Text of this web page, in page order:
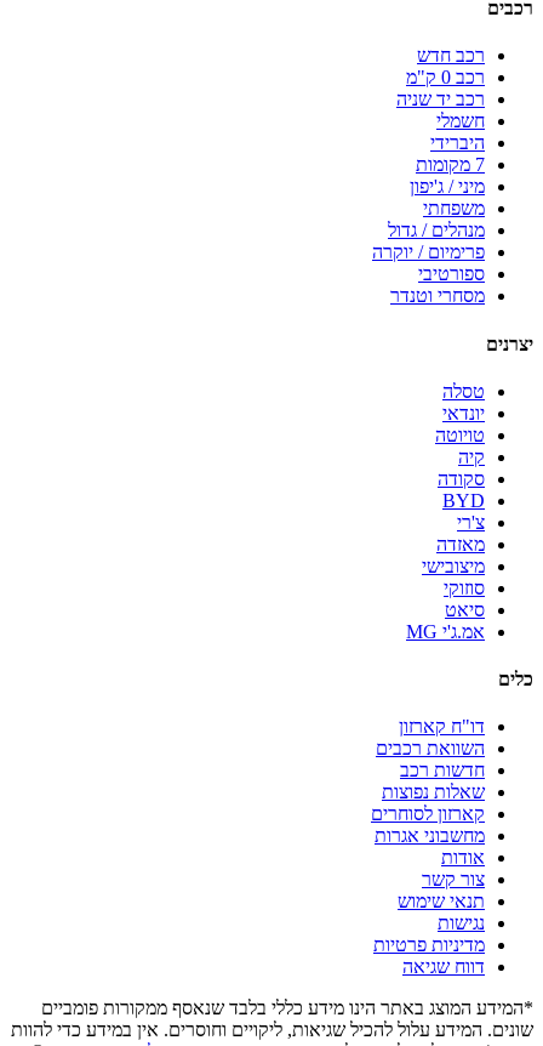
רכבים
רכב חדש
רכב 0 ק"מ
רכב יד שניה
חשמלי
היברידי
7 מקומות
מיני / ג'יפון
משפחתי
מנהלים / גדול
פרימיום / יוקרה
ספורטיבי
מסחרי וטנדר
יצרנים
טסלה
יונדאי
טויוטה
קיה
סקודה
BYD
צ'רי
מאזדה
מיצובישי
סוזוקי
סיאט
אמ.ג'י MG
כלים
דו"ח קארזון
השוואת רכבים
חדשות רכב
שאלות נפוצות
קארזון לסוחרים
מחשבוני אגרות
אודות
צור קשר
תנאי שימוש
נגישות
מדיניות פרטיות
דווח שגיאה
*המידע המוצג באתר הינו מידע כללי בלבד שנאסף ממקורות פומביים
שונים. המידע עלול להכיל שגיאות, ליקויים וחוסרים. אין במידע כדי להוות